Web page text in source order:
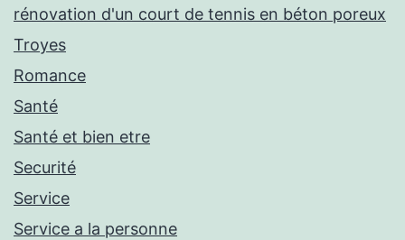
rénovation d'un court de tennis en béton poreux
Troyes
Romance
Santé
Santé et bien etre
Securité
Service
Service a la personne